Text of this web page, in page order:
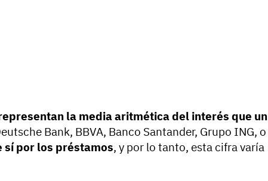
la media aritmética del interés que un
Bank, BBVA, Banco Santander, Grupo ING, o
sí por los préstamos, y por lo tanto, esta cifra varía